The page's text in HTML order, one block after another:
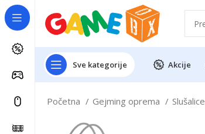
Sve kategorije Akcije
Početna Gejming oprema Slušalice